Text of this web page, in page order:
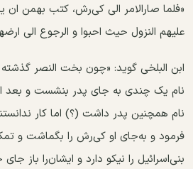
«فلما صارالامر الی کی‌رش، کتب بهمن ان
علیهم النزول حیث احبوا و الرجوع الی
ابن البلخی گوید: «چون بخت النصر
نام یک چندی به جای پدر بنشست و بعد
نام همچنین پدر داشت (؟) اما کار
فرمود و به‌جای او کی‌رش را بگماشت و
بنی‌اسرائیل را نیکو دارد و ایشان‌را باز